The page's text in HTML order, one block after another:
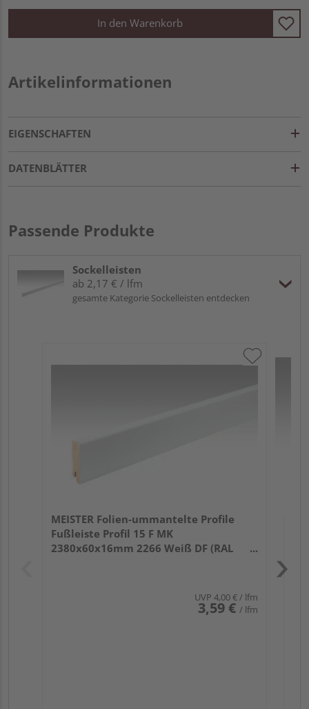
In den Warenkorb
Artikelinformationen
EIGENSCHAFTEN
DATENBLÄTTER
Passende Produkte
Sockelleisten
ab 2,17 € / lfm
gesamte Kategorie Sockelleisten entdecken
MEISTER Folien-ummantelte Profile
Fußleiste Profil 15 F MK
2380x60x16mm 2266 Weiß DF (RAL
UVP 4,00 €/ lfm
3,59 € / lfm